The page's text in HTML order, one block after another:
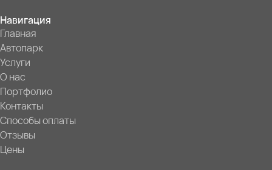
Навигация
Главная
Автопарк
Услуги
О нас
Портфолио
Контакты
Способы оплаты
Отзывы
Цены